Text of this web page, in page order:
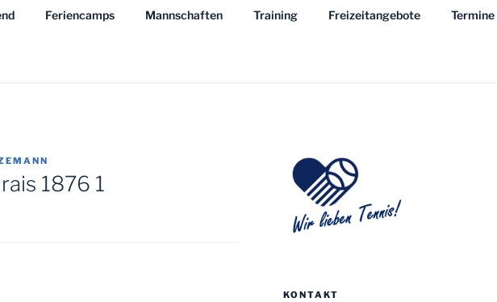
Feriencamps Mannschaften Training Freizeitangebote Termine
1876 1
KONTAKT